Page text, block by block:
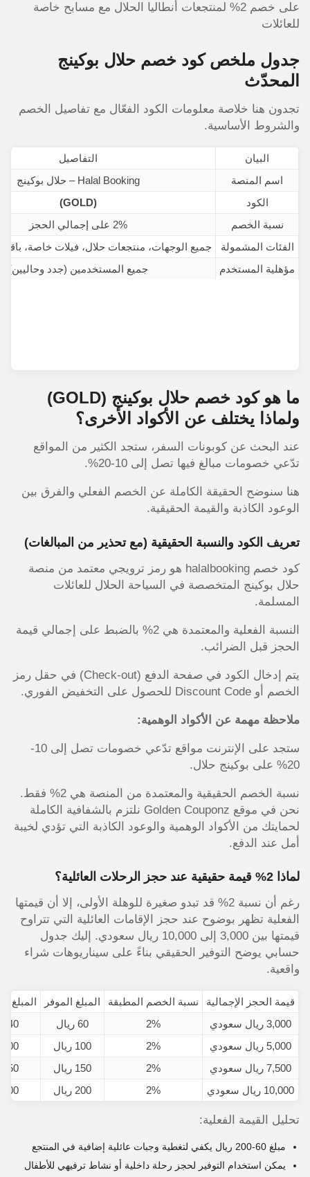
على خصم 2% لمنتجعات أنطاليا الحلال مع مسابح خاصة
للعائلات
جدول ملخص كود خصم حلال بوكينج
المحدّث
تجدون هنا خلاصة معلومات الكود الفعّال مع تفاصيل الخصم
والشروط الأساسية.
البيان
التفاصيل
اسم المنصة
Halal Booking – حلال بوكينج
الكود
(GOLD)
نسبة الخصم
2% على إجمالي الحجز
الفئات المشمولة
جميع الوجهات، منتجعات حلال، فيلات خاصة،
مؤهلية المستخدم
جميع المستخدمين (جدد وحاليين)
ما هو كود خصم حلال بوكينج (GOLD)
ولماذا يختلف عن الأكواد الأخرى؟
عند البحث عن كوبونات السفر، ستجد الكثير من المواقع
تدّعي خصومات مبالغ فيها تصل إلى 10-20%.
هنا سنوضح الحقيقة الكاملة عن الخصم الفعلي والفرق بين
الوعود الكاذبة والقيمة الحقيقية.
تعريف الكود والنسبة الحقيقية (مع تحذير من المبالغات)
كود خصم halalbooking هو رمز ترويجي معتمد من منصة
حلال بوكينج المتخصصة في السياحة الحلال للعائلات
المسلمة.
النسبة الفعلية والمعتمدة هي 2% بالضبط على إجمالي قيمة
الحجز قبل الضرائب.
يتم إدخال الكود في صفحة الدفع (Check-out) في حقل رمز
الخصم أو Discount Code للحصول على التخفيض الفوري.
ملاحظة مهمة عن الأكواد الوهمية:
ستجد على الإنترنت مواقع تدّعي خصومات تصل إلى 10-
20% على بوكينج حلال.
نسبة الخصم الحقيقية والمعتمدة من المنصة هي 2% فقط.
نحن في موقع Golden Couponz نلتزم بالشفافية الكاملة
لحمايتك من الأكواد الوهمية والوعود الكاذبة التي تؤدي لخيبة
أمل عند الدفع.
لماذا 2% قيمة حقيقية عند حجز الرحلات العائلية؟
رغم أن نسبة 2% قد تبدو صغيرة للوهلة الأولى، إلا أن قيمتها
الفعلية تظهر بوضوح عند حجز الإقامات العائلية التي تتراوح
قيمتها بين 3,000 إلى 10,000 ريال سعودي. إليك جدول
حسابي يوضح التوفير الحقيقي بناءً على سيناريوهات شراء
واقعية.
قيمة الحجز الإجمالية نسبة الخصم المطبقة المبلغ الموفر
المبلغ
3,000 ريال سعودي
2% 60 ريال
2,940
5,000 ريال سعودي
2% 100 ريال
4,900
7,500 ريال سعودي
2% 150 ريال
7,350
10,000 ريال سعودي
2% 200 ريال 9,800
تحليل القيمة الفعلية:
مبلغ 60-200 ريال يكفي لتغطية وجبات عائلية إضافية في المنتجع
يمكن استخدام التوفير لحجز رحلة داخلية أو نشاط ترفيهي للأطفال